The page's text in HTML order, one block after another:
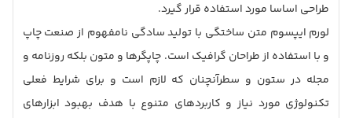
طراحی اساسا مورد استفاده قرار گیرد.
لورم ایپسوم متن ساختگی با تولید سادگی نامفهوم از صنعت چاپ
و با استفاده از طراحان گرافیک است. چاپگرها و متون بلکه روزنامه و
مجله در ستون و سطرآنچنان که لازم است و برای شرایط فعلی
تکنولوژی مورد نیاز و کاربردهای متنوع با هدف بهبود ابزارهای